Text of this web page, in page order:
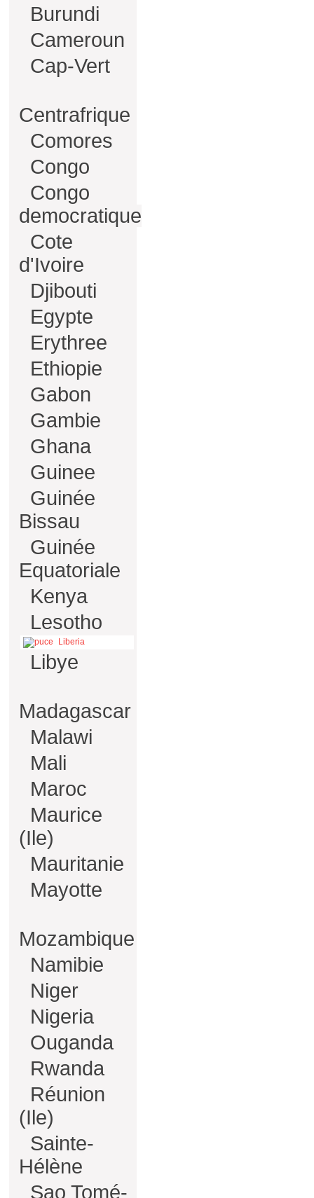
Burundi
Cameroun
Cap-Vert
Centrafrique
Comores
Congo
Congo
democratique
Cote
d'Ivoire
Djibouti
Egypte
Erythree
Ethiopie
Gabon
Gambie
Ghana
Guinee
Guinée
Bissau
Guinée
Equatoriale
Kenya
Lesotho
Liberia
Libye
Madagascar
Malawi
Mali
Maroc
Maurice
(Ile)
Mauritanie
Mayotte
Mozambique
Namibie
Niger
Nigeria
Ouganda
Rwanda
Réunion
(Ile)
Sainte-
Hélène
Sao Tomé-